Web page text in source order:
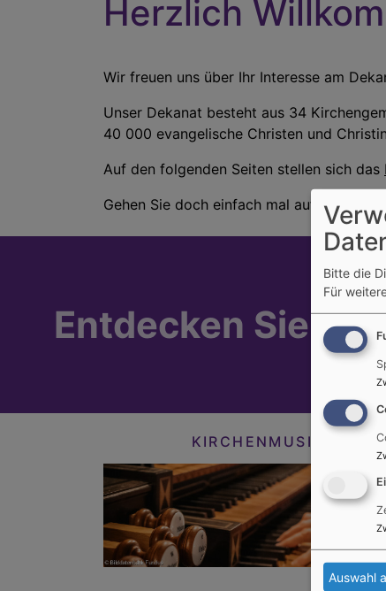
Herzlich
Wir freuen uns über Ihr Interesse am
Unser Dekanat besteht aus 34
40 000 evangelische Christen und
Auf den folgenden Seiten stellen sich das
Gehen Sie doch einfach mal auf
Entdecken Sie
KIRCHENMUSIK
Bitte die
Für
Auswahl